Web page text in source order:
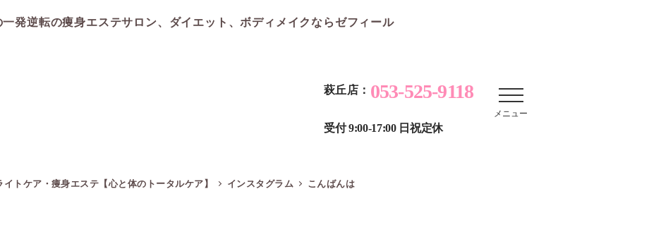
一発逆転の痩身エステサロン、ダイエット、ボディメイクならゼフィール
萩丘店： 053-525-9118
受付 9:00-17:00 日祝定休
メニュー
トケア・痩身エステ【心と体のトータルケア】 インスタグラム こんばんは